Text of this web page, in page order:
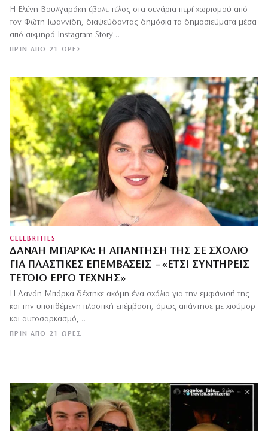
ΠΡΙΝ ΑΠΌ 21 ΏΡΕΣ
Η Ελένη Βουλγαράκη έβαλε τέλος στα σενάρια περί χωρισμού από
τον Φώτη Ιωαννίδη, διαψεύδοντας δημόσια τα δημοσιεύματα μέσα
από αιχμηρό Instagram Story…
CELEBRITIES
ΔΑΝΆΗ ΜΠΆΡΚΑ: Η ΑΠΆΝΤΗΣΉ ΤΗΣ ΣΕ ΣΧΌΛΙΟ
ΓΙΑ ΠΛΑΣΤΙΚΈΣ ΕΠΕΜΒΆΣΕΙΣ – «ΈΤΣΙ ΣΥΝΤΗΡΕΊΣ
ΤΈΤΟΙΟ ΈΡΓΟ ΤΈΧΝΗΣ»
ΠΡΙΝ ΑΠΌ 21 ΏΡΕΣ
Η Δανάη Μπάρκα δέχτηκε ακόμη ένα σχόλιο για την εμφάνισή της
και την υποτιθέμενη πλαστική επέμβαση, όμως απάντησε με χιούμορ
και αυτοσαρκασμό,…